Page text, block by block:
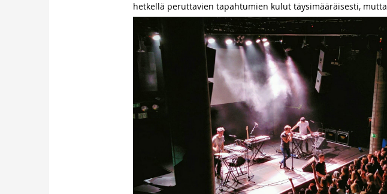
hetkellä peruttavien tapahtumien kulut täysimääräisesti, mutta